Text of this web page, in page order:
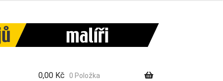
0,00 Kč 0 Položka